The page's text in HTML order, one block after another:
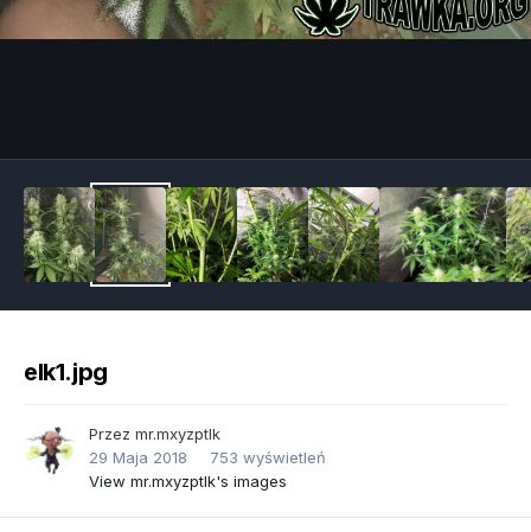
elk1.jpg
Przez mr.mxyzptlk
29 Maja 2018
753 wyświetleń
View mr.mxyzptlk's images